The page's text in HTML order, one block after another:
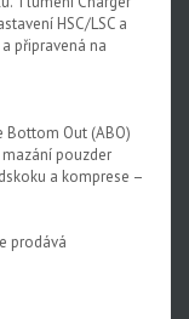
HSC/LSC a
připravená na
Bottom Out (ABO)
pouzder
a komprese –
prodává